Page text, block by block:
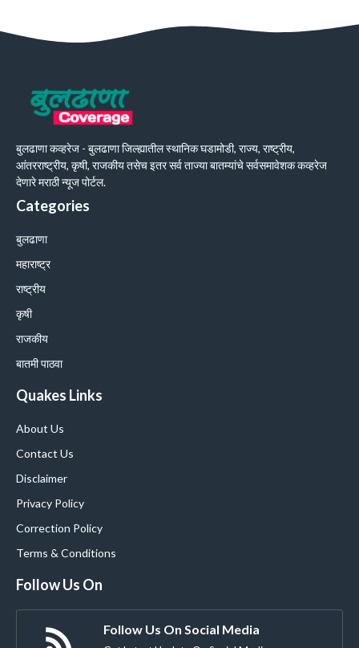
बुलढाणा कव्हरेज - बुलढाणा जिल्ह्यातील स्थानिक घडामोडी, राज्य, राष्ट्रीय,
आंतरराष्ट्रीय, कृषी, राजकीय तसेच इतर सर्व ताज्या बातम्यांचे सर्वसमावेशक कव्हरेज
देणारे मराठी न्यूज पोर्टल.
Categories
बुलढाणा
महाराष्ट्र
राष्ट्रीय
कृषी
राजकीय
बातमी पाठवा
Quakes Links
About Us
Contact Us
Disclaimer
Privacy Policy
Correction Policy
Terms & Conditions
Follow Us On
Follow Us On Social Media